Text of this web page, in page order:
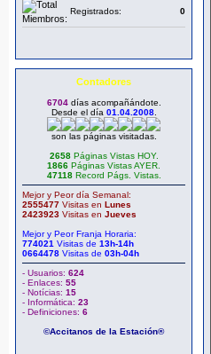
Registrados: 0
Contadores
6704días acompañándote.
Desde el día 01.04.2008.
son las páginas visitadas.
2658Páginas Vistas HOY.
1866 Páginas Vistas AYER.
47118Record Págs. Vistas.
Mejor y Peor día Semanal:
2555477 Visitas en Lunes
2423923 Visitas en Jueves
Mejor y Peor Franja Horaria:
774021 Visitas de 13h-14h
0664478 Visitas de 03h-04h
- Usuarios: 624
- Enlaces: 55
- Notícias: 15
- Informática: 23
- Definiciones: 6
©Accitanos de la Estación®